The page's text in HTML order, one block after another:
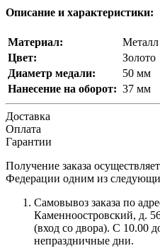
Описание и характеристики:
Материал:
Металл
Цвет:
Золото
Диаметр медали:
50 мм
Нанесение на оборот: 37 мм
Доставка
Оплата
Гарантии
Получение заказа
Федерации одним из
Самовывоз заказа по
Каменноостровский, д.
(вход со двора). С 10.00
непраздничные дни.